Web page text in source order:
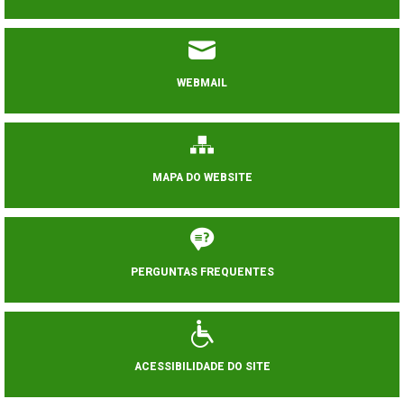
WEBMAIL
MAPA DO WEBSITE
PERGUNTAS FREQUENTES
ACESSIBILIDADE DO SITE